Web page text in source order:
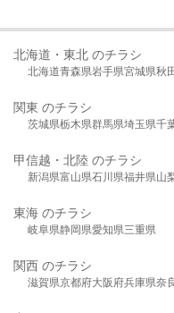
北海道・東北 のチラシ
北海道青森県岩手県宮城県秋
関東 のチラシ
茨城県栃木県群馬県埼玉県千
甲信越・北陸 のチラシ
新潟県富山県石川県福井県山
東海 のチラシ
岐阜県静岡県愛知県三重県
関西 のチラシ
滋賀県京都府大阪府兵庫県奈